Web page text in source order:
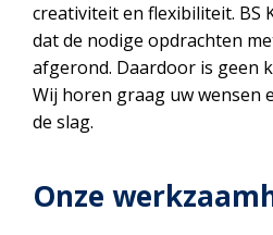
creativiteit en flexibiliteit. BS
dat de nodige opdrachten
afgerond. Daardoor is geen
Wij horen graag uw wensen
de slag.
Onze